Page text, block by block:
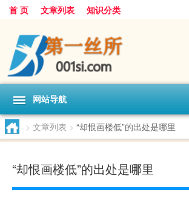
首 页 文章列表 知识分类
网站导航
> 文章列表 > “却恨画楼低”的出处是哪里
“却恨画楼低”的出处是哪里